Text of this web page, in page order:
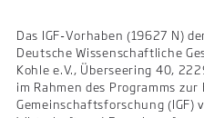
Das IGF-Vorhaben (19627 N)
Deutsche Wissenschaftliche
Kohle e.V., Überseering 40,
im Rahmen des Programms
Gemeinschaftsforschung (IGF)